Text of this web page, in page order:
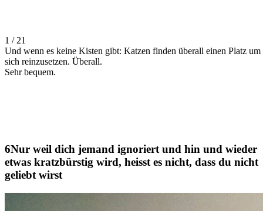
1 / 21
Und wenn es keine Kisten gibt: Katzen finden überall einen Platz um
sich reinzusetzen. Überall.
Sehr bequem.
Nur weil dich jemand ignoriert und hin und wieder
etwas kratzbürstig wird, heisst es nicht, dass du nicht
geliebt wirst